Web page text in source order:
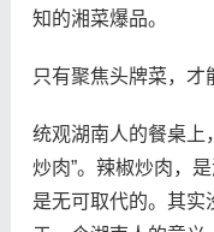
知的湘菜爆品。
只有聚焦头牌菜，才
统观湖南人的餐桌上
炒肉”。辣椒炒肉，
是无可取代的。其实